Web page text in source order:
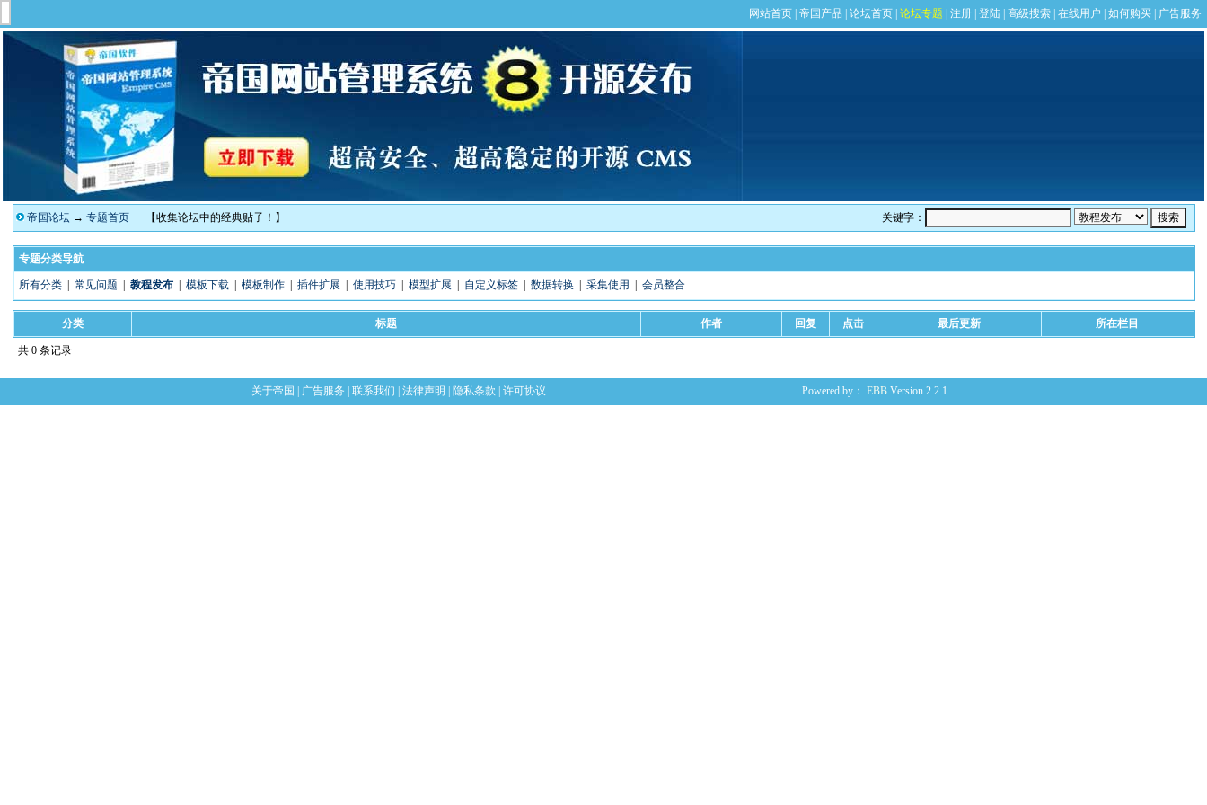
帝国论坛→ 专题首页【收集论坛中的经典贴子！】 关键字：
专题分类导航
所有分类| 常见问题 教程发布| 模板下载| 模板制作| 插件扩展 使用技巧| 模型扩展 自定义标签| 数据转换 采集使用 会员整合
分类 标题 作者 回复 点击 最后更新 所在栏目
共 0 条记录
关于帝国 广告服务 联系我们 法律声明 隐私条款 许可协议 Powered by： EBB Version 2.2.1